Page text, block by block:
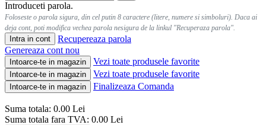
Introduceti parola.
Foloseste o parola sigura, din cel putin 8 caractere (litere, numere si simboluri). Daca ai
deja cont, poti modifica vechea parola nesigura de la linkul "Recuperaza parola".
Intra in cont
Recupereaza parola
Genereaza cont nou
Intoarce-te in magazin Vezi toate produsele favorite
Intoarce-te in magazin Vezi toate produsele favorite
Intoarce-te in magazin Finalizeaza Comanda
Suma totala: 0.00 Lei
Suma totala fara TVA: 0.00 Lei